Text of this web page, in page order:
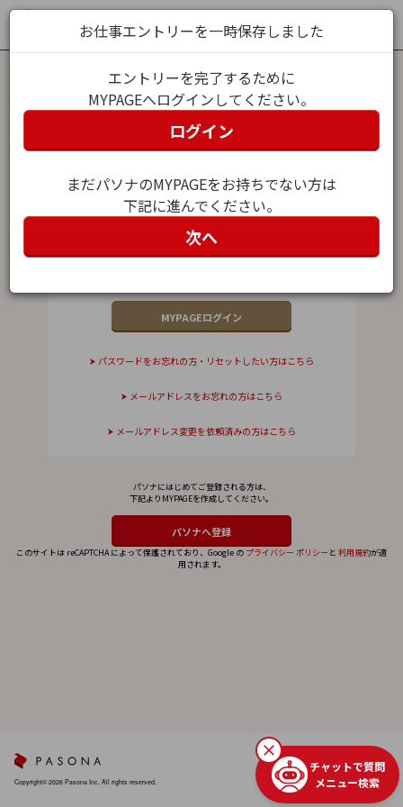
MYPAGEログイン
パスワード
パスワードをお忘れの方・リセットしたい方はこちら
メールアドレスをお忘れの方はこちら
メールアドレス変更を依頼済みの方はこちら
パソナにはじめてご登録される方は、
下記よりMYPAGEを作成してください。
このサイトは reCAPTCHA によって保護されており、Google の プライバシー ポリシー と 利用規約が適
用されます。
お仕事エントリーを一時保存しました
エントリーを完了するために
MYPAGEへログインしてください。
ログイン
まだパソナのMYPAGEをお持ちでない方は
下記に進んでください。
次へ
Copyright© 2026 Pasona Inc. All rights reserved.
チャットで質問
メニュー検索